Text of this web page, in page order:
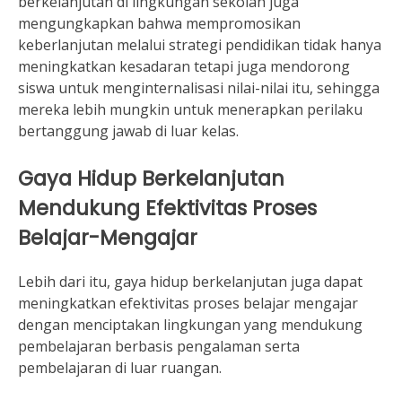
mengungkapkan bahwa mempromosikan
keberlanjutan melalui strategi pendidikan tidak hanya
meningkatkan kesadaran tetapi juga mendorong
siswa untuk menginternalisasi nilai-nilai itu, sehingga
mereka lebih mungkin untuk menerapkan perilaku
bertanggung jawab di luar kelas.
Gaya Hidup Berkelanjutan
Mendukung Efektivitas Proses
Belajar-Mengajar
Lebih dari itu, gaya hidup berkelanjutan juga dapat
meningkatkan efektivitas proses belajar mengajar
dengan menciptakan lingkungan yang mendukung
pembelajaran berbasis pengalaman serta
pembelajaran di luar ruangan.